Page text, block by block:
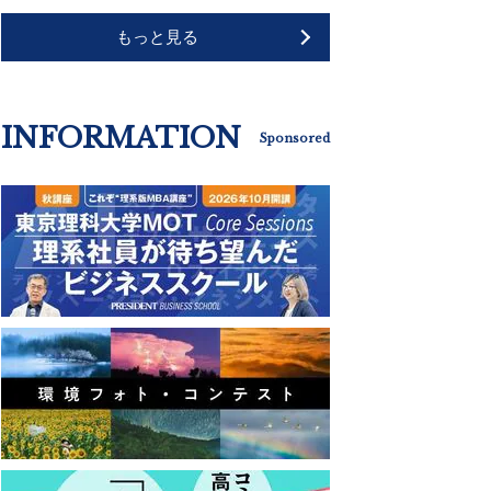
もっと見る
INFORMATION Sponsored